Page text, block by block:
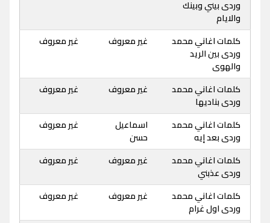
وردى بيني وبينك
والايام
كلمات اغاني محمد
وردى بين الريد
والهوى
غير معروف غير معروف
كلمات اغاني محمد
وردى بناديها
غير معروف غير معروف
كلمات اغاني محمد
وردى بعد إيه
اسماعيل
حسن
غير معروف
كلمات اغاني محمد
وردى عذبني
غير معروف غير معروف
كلمات اغاني محمد
وردى اول غرام
غير معروف غير معروف